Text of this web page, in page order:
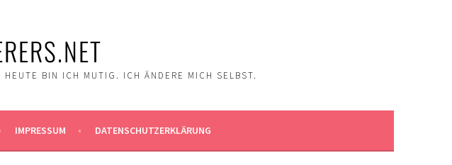
BIN ICH MUTIG. ICH ÄNDERE MICH SELBST.
IMPRESSUM DATENSCHUTZERKLÄRUNG